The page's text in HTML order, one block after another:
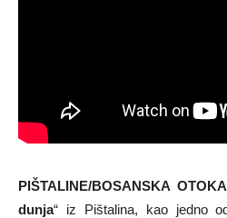
PIŠTALINE/BOSANSKA OTOKA
dunja“ iz Pištalina, kao jedno